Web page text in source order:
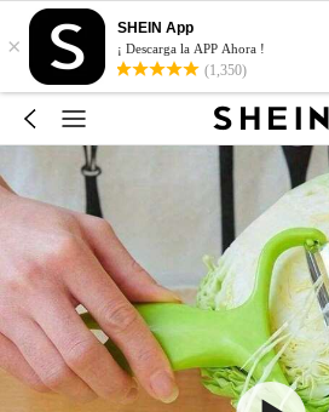
×
SHEIN App
¡ Descarga la APP Ahora !
(1,350)